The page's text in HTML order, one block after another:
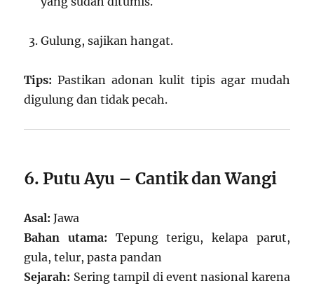
Gulung, sajikan hangat.
Tips: Pastikan adonan kulit tipis agar mudah
digulung dan tidak pecah.
6. Putu Ayu – Cantik dan Wangi
Asal: Jawa
Bahan utama: Tepung terigu, kelapa parut,
gula, telur, pasta pandan
Sejarah: Sering tampil di event nasional karena